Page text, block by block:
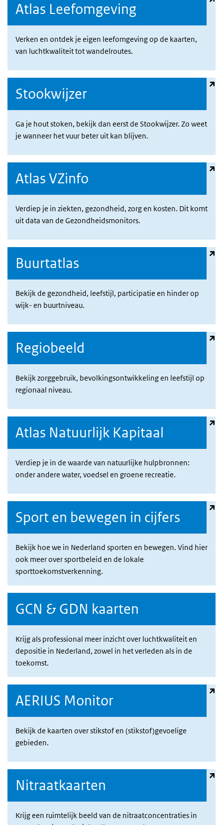
Atlas Leefomgeving
Verken en ontdek je eigen leefomgeving op de kaarten,
van luchtkwaliteit tot wandelroutes.
Stookwijzer
Ga je hout stoken, bekijk dan eerst de Stookwijzer. Zo weet
je wanneer het vuur beter uit kan blijven.
Atlas VZinfo
Verdiep je in ziekten, gezondheid, zorg en kosten. Dit komt
uit data van de Gezondheidsmonitors.
Buurtatlas
Bekijk de gezondheid, leefstijl, participatie en hinder op
wijk- en buurtniveau.
Regiobeeld
Bekijk zorggebruik, bevolkingsontwikkeling en leefstijl op
regionaal niveau.
Atlas Natuurlijk Kapitaal
Verdiep je in de waarde van natuurlijke hulpbronnen:
onder andere water, voedsel en groene recreatie.
Sport en bewegen in cijfers
Bekijk hoe we in Nederland sporten en bewegen. Vind hier
ook meer over sportbeleid en de lokale
sporttoekomstverkenning.
GCN & GDN kaarten
Krijg als professional meer inzicht over luchtkwaliteit en
depositie in Nederland, zowel in het verleden als in de
toekomst.
AERIUS Monitor
Bekijk de kaarten over stikstof en (stikstof)gevoelige
gebieden.
Nitraatkaarten
Krijg een ruimtelijk beeld van de nitraatconcentraties in